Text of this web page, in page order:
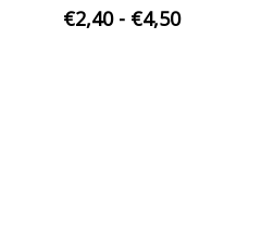
€2,40 - €4,50Rango